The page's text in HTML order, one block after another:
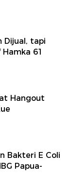
Dijual, tapi
61
Hangout
Bakteri E Coli
Papua-